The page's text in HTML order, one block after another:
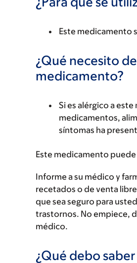
Este medicamento
¿Qué necesito
medicamento?
Si es alérgico a
medicamentos,
síntomas ha
Este medicamento
Informe a su médico y
recetados o de venta
que sea seguro para
trastornos. No empiece,
médico.
¿Qué debo